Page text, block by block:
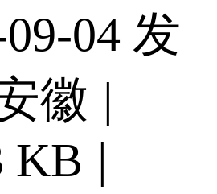
04 发
徽 |
KB |